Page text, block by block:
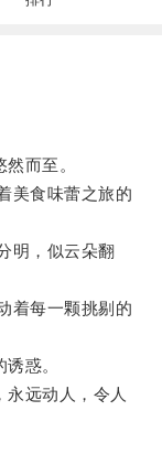
而至。
食味蕾之旅的
明，似云朵翻
每一颗挑剔的
惑。
远动人，令人